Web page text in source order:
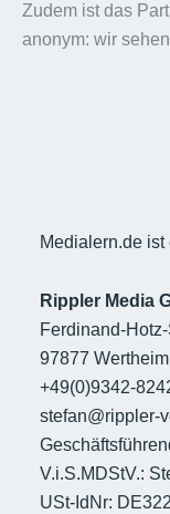
Zudem ist das
anonym: wir
Medialern.de
Rippler Media
Ferdinand-
97877 Wertheim
+49(0)9342-
stefan@rippler-
V.i.S.MDStV.:
USt-IdNr: